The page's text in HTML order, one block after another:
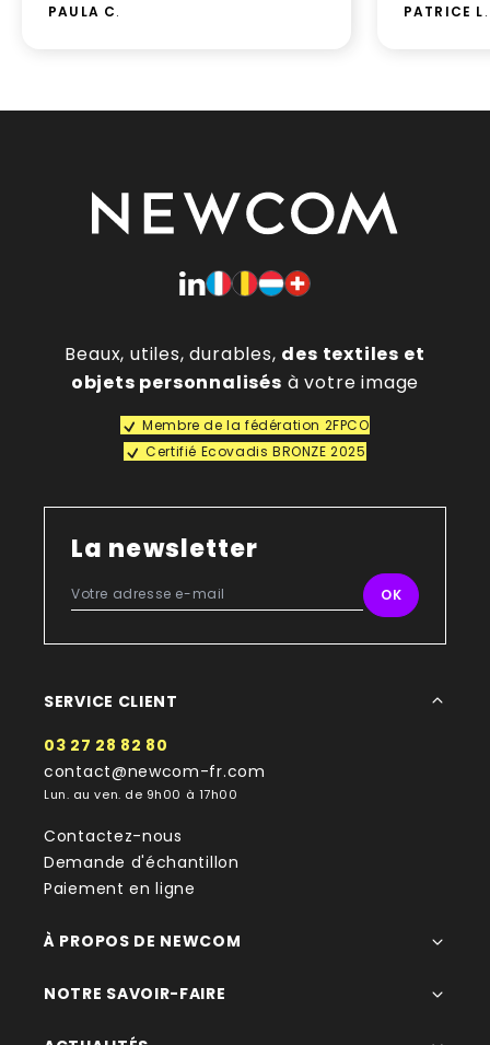
PAULA C.
PATRICE L.
Beaux, utiles, durables, des textiles et
objets personnalisés à votre image
Membre de la fédération 2FPCO
Certifié Ecovadis BRONZE 2025
La newsletter
SERVICE CLIENT
03 27 28 82 80
contact@newcom-fr.com
Lun. au ven. de 9h00 à 17h00
Contactez-nous
Demande d'échantillon
Paiement en ligne
À PROPOS DE NEWCOM
NOTRE SAVOIR-FAIRE